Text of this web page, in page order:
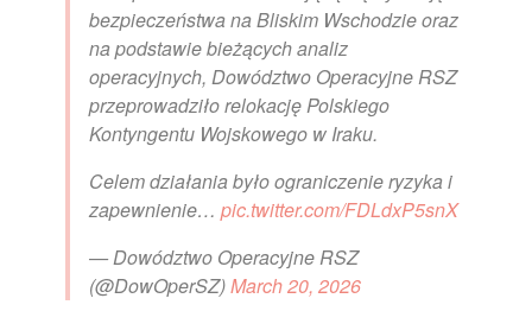
bezpieczeństwa na Bliskim Wschodzie oraz
na podstawie bieżących analiz
operacyjnych, Dowództwo Operacyjne RSZ
przeprowadziło relokację Polskiego
Kontyngentu Wojskowego w Iraku.
Celem działania było ograniczenie ryzyka i
zapewnienie… pic.twitter.com/FDLdxP5snX
— Dowództwo Operacyjne RSZ
(@DowOperSZ)March 20, 2026